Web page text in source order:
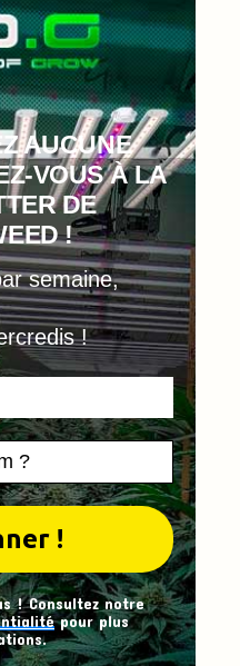
AUCUNE
VOUS À LA
DE
!
semaine,
!
! Consultez notre
pour plus